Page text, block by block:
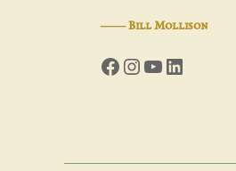
―Bill Mollison
Facebook
Instagram
YouTube
LinkedIn